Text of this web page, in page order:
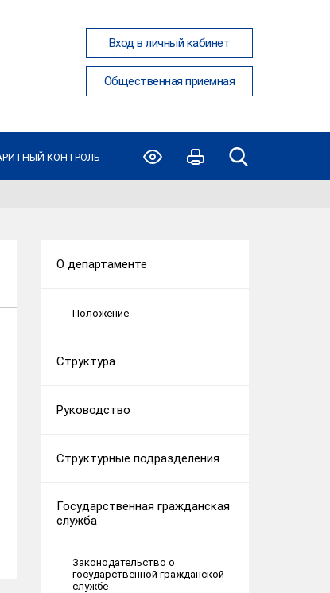
Вход в личный кабинет
Общественная приемная
КОНТРОЛЬ
О департаменте
Положение
Структура
Руководство
Структурные подразделения
Государственная гражданская
служба
Законодательство о
государственной гражданской
службе